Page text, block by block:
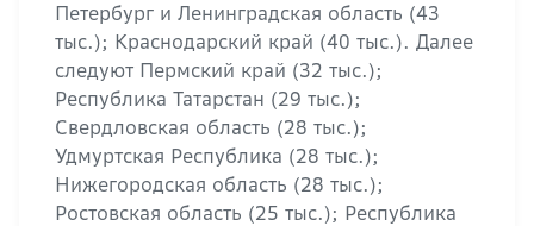
Петербург и Ленинградская область (43
тыс.); Краснодарский край (40 тыс.). Далее
следуют Пермский край (32 тыс.);
Республика Татарстан (29 тыс.);
Свердловская область (28 тыс.);
Удмуртская Республика (28 тыс.);
Нижегородская область (28 тыс.);
Ростовская область (25 тыс.); Республика